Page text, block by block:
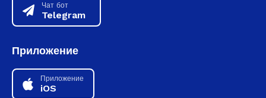
Чат бот
Telegram
Приложение
Приложение
iOS